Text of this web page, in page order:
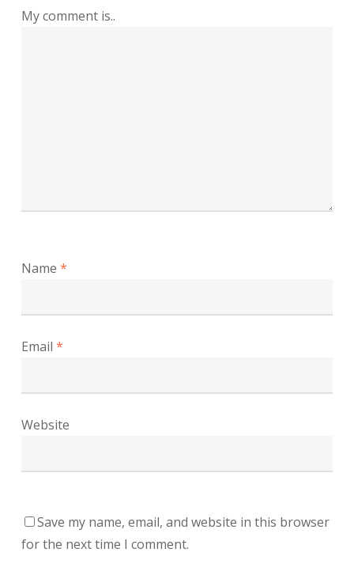
My comment is..
Name *
Email *
Website
Save my name, email, and website in this browser
for the next time I comment.